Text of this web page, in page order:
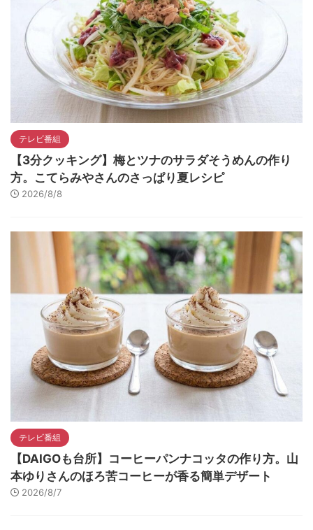
テレビ番組
【3分クッキング】梅とツナのサラダそうめんの作り
方。こてらみやさんのさっぱり夏レシピ
2026/8/8
テレビ番組
【DAIGOも台所】コーヒーパンナコッタの作り方。山
本ゆりさんのほろ苦コーヒーが香る簡単デザート
2026/8/7